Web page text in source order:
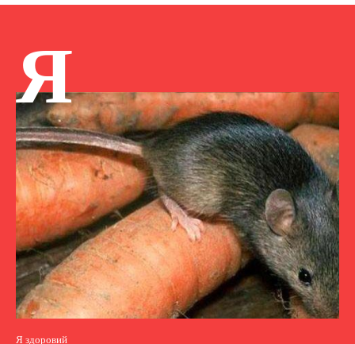
Я
Я здоровий